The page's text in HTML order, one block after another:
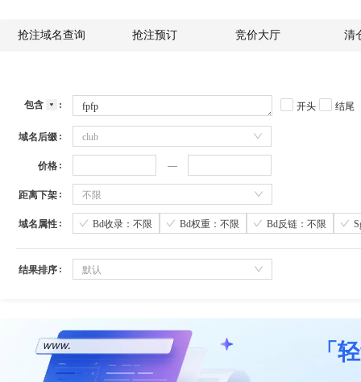
抢注域名查询 抢注预订 竞价大厅 清
包含 开头 结尾
域名后缀 club
价格
距离下架 不限
域名属性 Bd收录：不限 Bd权重：不限 Bd反链：不限
结果排序 默认
「